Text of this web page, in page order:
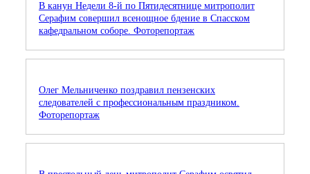
В канун Недели 8-й по Пятидесятнице митрополит
Серафим совершил всенощное бдение в Спасском
кафедральном соборе. Фоторепортаж
Олег Мельниченко поздравил пензенских
следователей с профессиональным праздником.
Фоторепортаж